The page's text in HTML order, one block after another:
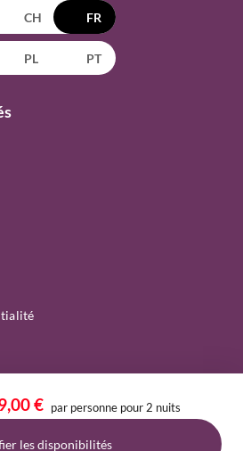
€ par personne pour 2 nuits
les disponibilités
CH FR
PL PT